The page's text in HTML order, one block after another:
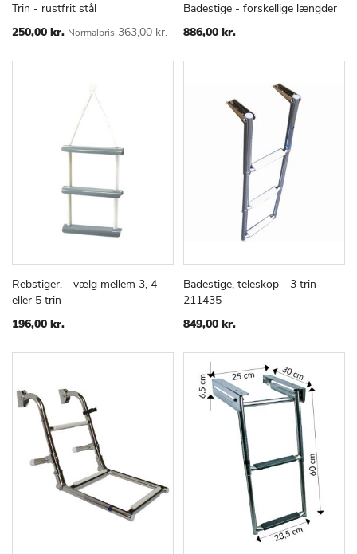
Læg i kurv
TIL
LISTE
SAMMENLIGN
Trin - rustfrit stål
Special
250,00 kr. Normalpris 363,00 kr.
Læg i kurv
TILFØJ
LISTE
Badestige - forskellige længder
886,00 kr.
Læg i kurv
TILFØJ
SAMMENLIGN
Rebstiger. - vælg mellem 3, 4
eller 5 trin
196,00 kr.
Læg i kurv
TILFØJ
Badestige, teleskop - 3 trin -
211435
849,00 kr.